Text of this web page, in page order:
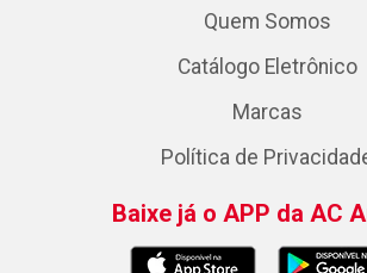
Quem Somos
Catálogo Eletrônico
Marcas
Política de
Baixe já o APP da AC